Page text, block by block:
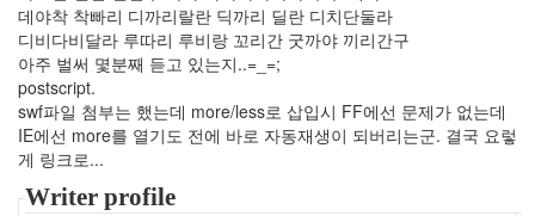
데야착 착빠리 디까리랄란 딕까리 딜란 디치단둘라
디비다비달라 루따리 루비랑 꼬리간 굿까야 끼리간구
아주 벌써 몇분째 듣고 있는지..=_=;
postscript.
swf파일 첨부는 했는데 more/less로 삽입시 FF에선 문제가 없는데
IE에선 more를 열기도 전에 바로 자동재생이 되버리는군. 결국 요렇
게 링크로...
Writer profile
년
2
월
7
2011
년
3
월